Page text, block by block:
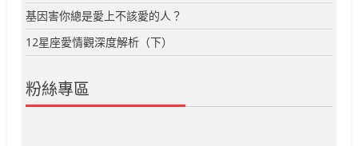
基因害你總是愛上不該愛的人？
12星座愛情觀深度解析（下）
粉絲專區